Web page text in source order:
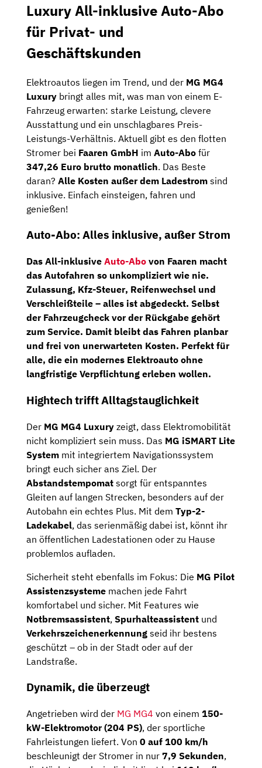
Luxury All-inklusive Auto-Abo
für Privat- und
Geschäftskunden
Elektroautos liegen im Trend, und der MG MG4
Luxury bringt alles mit, was man von einem E-
Fahrzeug erwarten: starke Leistung, clevere
Ausstattung und ein unschlagbares Preis-
Leistungs-Verhältnis. Aktuell gibt es den flotten
Stromer bei Faaren GmbH im Auto-Abo für
347,26 Euro brutto monatlich. Das Beste
daran? Alle Kosten außer dem Ladestrom sind
inklusive. Einfach einsteigen, fahren und
genießen!
Auto-Abo: Alles inklusive, außer Strom
Das All-inklusive Auto-Abo von Faaren macht
das Autofahren so unkompliziert wie nie.
Zulassung, Kfz-Steuer, Reifenwechsel und
Verschleißteile – alles ist abgedeckt. Selbst
der Fahrzeugcheck vor der Rückgabe gehört
zum Service. Damit bleibt das Fahren planbar
und frei von unerwarteten Kosten. Perfekt für
alle, die ein modernes Elektroauto ohne
langfristige Verpflichtung erleben wollen.
Hightech trifft Alltagstauglichkeit
Der MG MG4 Luxury zeigt, dass Elektromobilität
nicht kompliziert sein muss. Das MG iSMART Lite
System mit integriertem Navigationssystem
bringt euch sicher ans Ziel. Der
Abstandstempomat sorgt für entspanntes
Gleiten auf langen Strecken, besonders auf der
Autobahn ein echtes Plus. Mit dem Typ-2-
Ladekabel, das serienmäßig dabei ist, könnt ihr
an öffentlichen Ladestationen oder zu Hause
problemlos aufladen.
Sicherheit steht ebenfalls im Fokus: Die MG Pilot
Assistenzsysteme machen jede Fahrt
komfortabel und sicher. Mit Features wie
Notbremsassistent, Spurhalteassistent und
Verkehrszeichenerkennung seid ihr bestens
geschützt – ob in der Stadt oder auf der
Landstraße.
Dynamik, die überzeugt
Angetrieben wird der MG MG4 von einem 150-
kW-Elektromotor (204 PS), der sportliche
Fahrleistungen liefert. Von 0 auf 100 km/h
beschleunigt der Stromer in nur 7,9 Sekunden,